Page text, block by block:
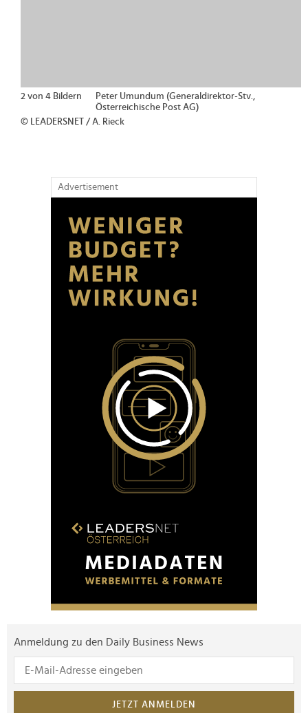
2 von 4 Bildern
Peter Umundum (Generaldirektor-Stv.,
Österreichische Post AG)
© LEADERSNET / A. Rieck
Advertisement
Anmeldung zu den Daily Business News
JETZT ANMELDEN